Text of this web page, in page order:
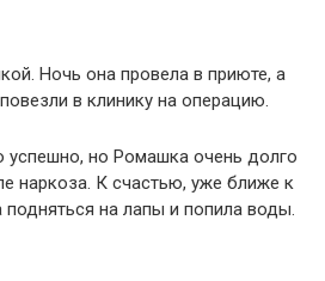
Ночь она провела в приюте, а
в клинику на операцию.
успешно, но Ромашка очень долго
наркоза. К счастью, уже ближе к
подняться на лапы и попила воды.